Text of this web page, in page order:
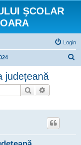
ŞCOLAR
Login
județeană
Search